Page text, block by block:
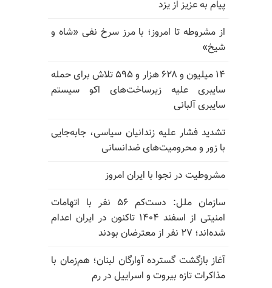
پیام به عزیز از یزد
از مشروطه تا امروز؛ با مرز سرخ نفی «شاه و
شیخ»
۱۴ میلیون و ۶۲۸ هزار و ۵۹۵ تلاش برای حمله
سایبری علیه زیرساخت‌های اکو سیستم
سایبری آلبانی
تشدید فشار علیه زندانیان سیاسی، جابه‌جایی
با زور و محرومیت‌های ضدانسانی
مشروطیت در نجوا با ایران امروز
سازمان ملل: دست‌کم ۵۶ نفر با اتهامات
امنیتی از اسفند ۱۴۰۴ تاکنون در ایران اعدام
شده‌اند؛ ۲۷ نفر از معترضان بودند
آغاز بازگشت گسترده آوارگان لبنان؛ هم‌زمان با
مذاکرات تازه بیروت و اسراییل در رم